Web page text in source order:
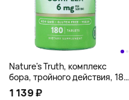
Nature's Truth, комплекс
бора, тройного действия, 180
таблеток (3 мг в 1 таблетке)
1 139 ₽